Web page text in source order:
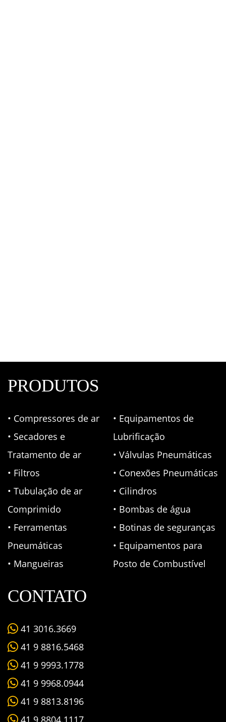
PRODUTOS
• Compressores de ar
• Secadores e
Tratamento de ar
• Filtros
• Tubulação de ar
Comprimido
• Ferramentas
Pneumáticas
• Mangueiras
• Equipamentos de
Lubrificação
• Válvulas Pneumáticas
• Conexões Pneumáticas
• Cilindros
• Bombas de água
• Botinas de seguranças
• Equipamentos para
Posto de Combustível
CONTATO
41 3016.3669
41 9 8816.5468
41 9 9993.1778
41 9 9968.0944
41 9 8813.8196